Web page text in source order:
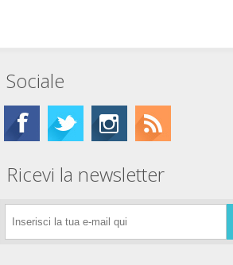
Sociale
Ricevi la newsletter